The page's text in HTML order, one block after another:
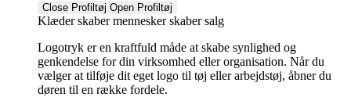
Close Profiltøj Open Profiltøj
Klæder skaber mennesker skaber salg
Logotryk er en kraftfuld måde at skabe synlighed og
genkendelse for din virksomhed eller organisation. Når du
vælger at tilføje dit eget logo til tøj eller arbejdstøj, åbner du
døren til en række fordele.